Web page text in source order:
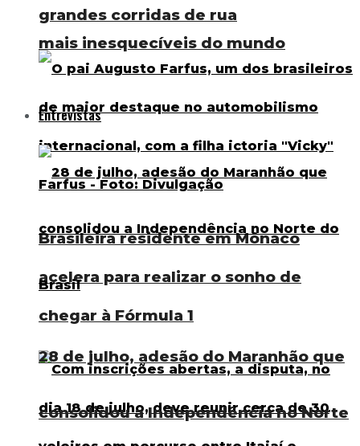
grandes corridas de rua
Brasileira residente em Mônaco
acelera para realizar o sonho de
chegar à Fórmula 1
mais inesquecíveis do mundo
Entrevistas
28 de julho, adesão do Maranhão que
consolidou a Independência no Norte